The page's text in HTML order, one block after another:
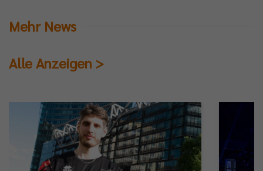
Mehr News
Alle Anzeigen >